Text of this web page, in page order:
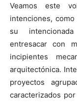
Veamos este
intenciones,
su
entresacar con
incipientes
arquitectónica.
proyectos
caracterizados